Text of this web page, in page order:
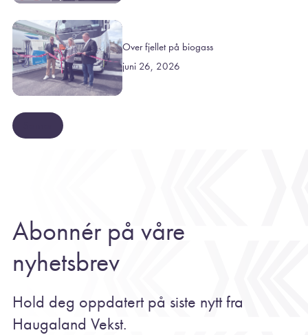
Over fjellet på biogass
juni 26, 2026
Abonnér på våre
nyhetsbrev
Hold deg oppdatert på siste nytt fra
Haugaland Vekst.